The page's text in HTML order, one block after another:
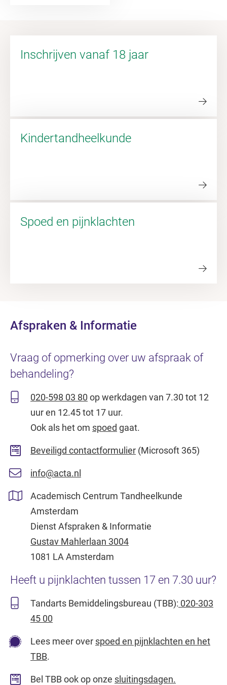
Inschrijven vanaf 18 jaar
Kindertandheelkunde
Spoed en pijnklachten
Afspraken & Informatie
Vraag of opmerking over uw afspraak of
behandeling?
020-598 03 80 op werkdagen van 7.30 tot 12
uur en 12.45 tot 17 uur.
Ook als het om spoed gaat.
Beveiligd contactformulier (Microsoft 365)
info@acta.nl
Academisch Centrum Tandheelkunde
Amsterdam
Dienst Afspraken & Informatie
Gustav Mahlerlaan 3004
1081 LA Amsterdam
Heeft u pijnklachten tussen 17 en 7.30 uur?
Tandarts Bemiddelingsbureau (TBB): 020-303
45 00
Lees meer over spoed en pijnklachten en het
TBB.
Bel TBB ook op onze sluitingsdagen.